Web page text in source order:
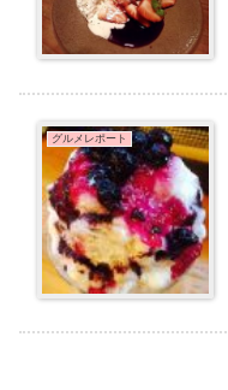
グルメレポート